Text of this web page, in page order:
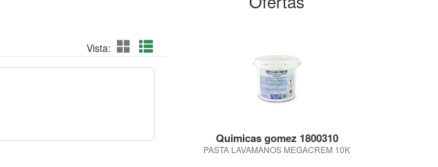
Vista:
Quimicas gomez 1800310
PASTA LAVAMANOS MEGACREM 10K